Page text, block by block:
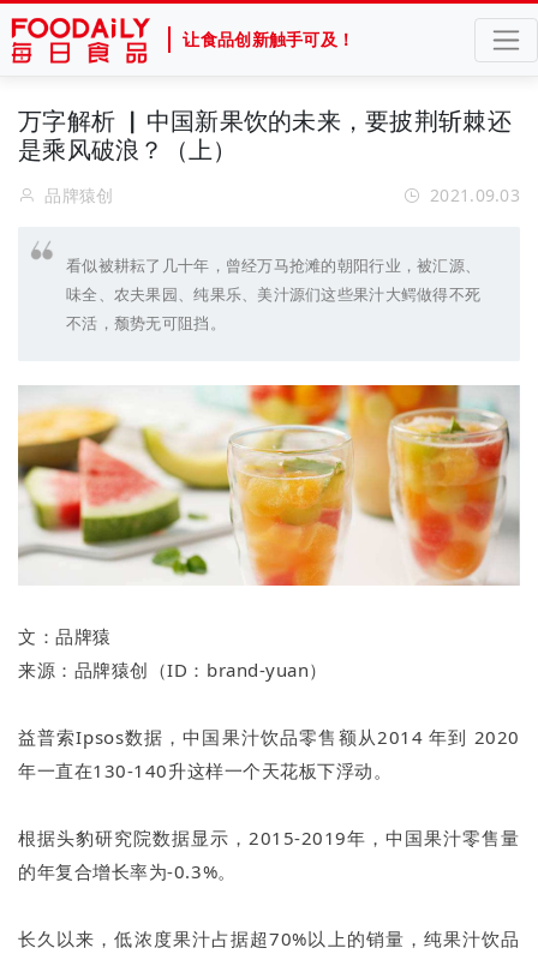
让食品创新触手可及！
万字解析 ▏中国新果饮的未来，要披荆斩棘还
是乘风破浪？（上）
品牌猿创 2021.09.03
看似被耕耘了几十年，曾经万马抢滩的朝阳行业，被汇源、
味全、农夫果园、纯果乐、美汁源们这些果汁大鳄做得不死
不活，颓势无可阻挡。
文：品牌猿
来源：品牌猿创（ID：brand-yuan）
益普索Ipsos数据，中国果汁饮品零售额从2014 年到 2020
年一直在130-140升这样一个天花板下浮动。
根据头豹研究院数据显示，2015-2019年，中国果汁零售量
的年复合增长率为-0.3%。
长久以来，低浓度果汁占据超70%以上的销量，纯果汁饮品